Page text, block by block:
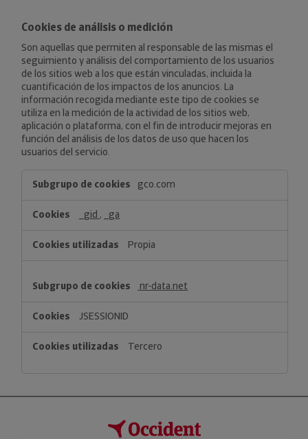
Cookies de análisis o medición
Son aquellas que permiten al responsable de las mismas el
seguimiento y análisis del comportamiento de los usuarios
de los sitios web a los que están vinculadas, incluida la
cuantificación de los impactos de los anuncios. La
información recogida mediante este tipo de cookies se
utiliza en la medición de la actividad de los sitios web,
aplicación o plataforma, con el fin de introducir mejoras en
función del análisis de los datos de uso que hacen los
usuarios del servicio.
de
gco.com
_gid , _ga
Propia
nr-data.net
JSESSIONID
Tercero